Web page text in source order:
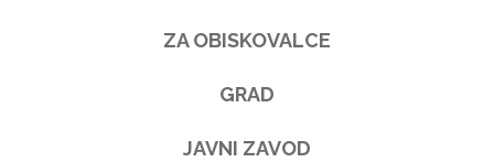
ZA OBISKOVALCE
GRAD
JAVNI ZAVOD